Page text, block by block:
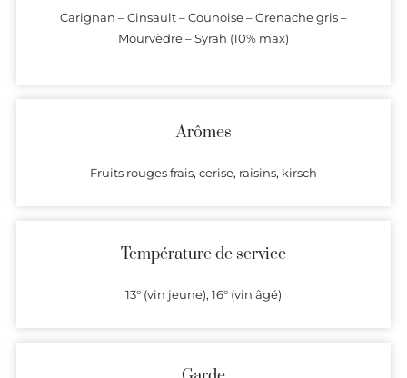
Carignan – Cinsault – Counoise – Grenache gris –
Mourvèdre – Syrah (10% max)
Arômes
Fruits rouges frais, cerise, raisins, kirsch
Température de service
13° (vin jeune), 16° (vin âgé)